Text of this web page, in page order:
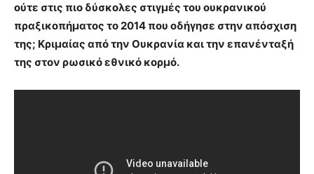
ούτε στις πιο δύσκολες στιγμές του ουκρανικού
πραξικοπήματος το 2014 που οδήγησε στην απόσχιση
της; Κριμαίας από την Ουκρανία και την επανένταξή
της στον ρωσικό εθνικό κορμό.